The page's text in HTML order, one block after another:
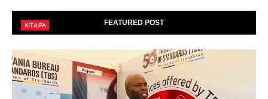
FEATURED POST
KITAIFA